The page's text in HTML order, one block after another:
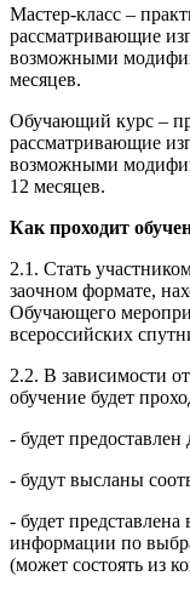
Мастер-класс –
рассматривающие
возможными
месяцев.
Обучающий курс –
рассматривающие
возможными
12 месяцев.
Как проходит
2.1. Стать
заочном формате,
Обучающего
всероссийских
2.2. В зависимости
обучение будет
- будет
- будут высланы
- будет
информации по
(может состоять из